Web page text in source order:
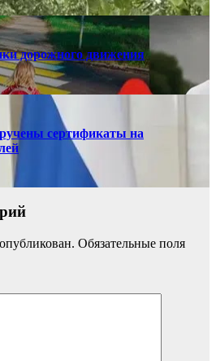
дорожного движения
сертификаты на
Обязательные поля